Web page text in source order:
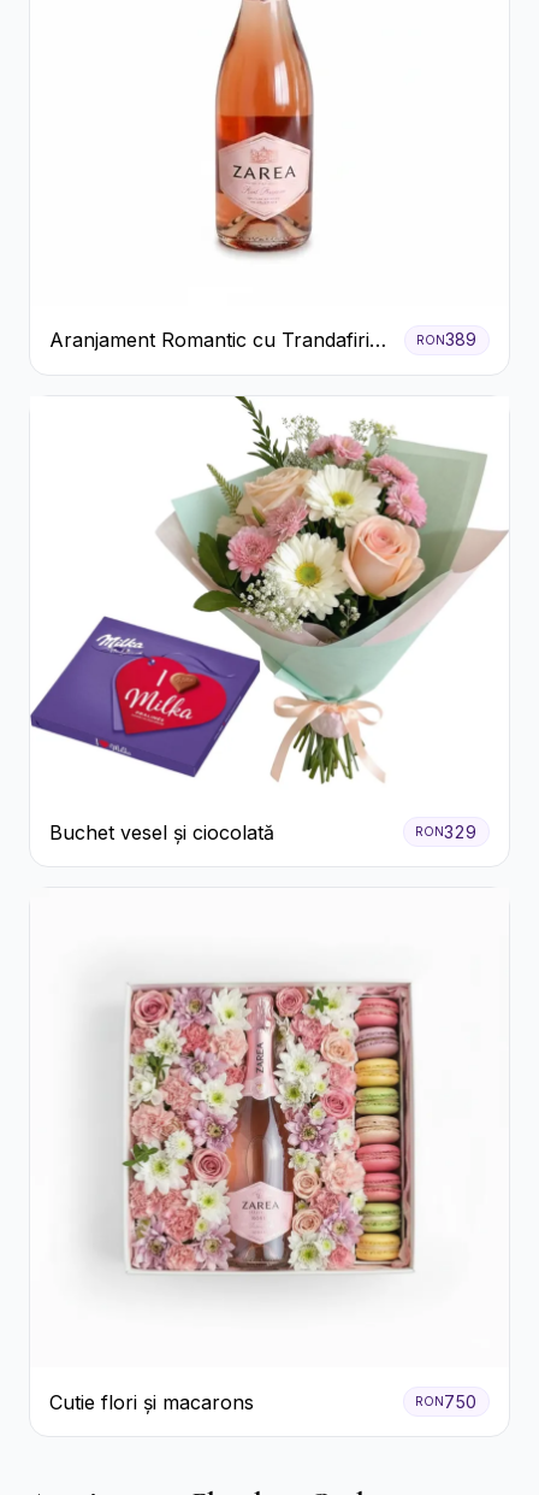
Aranjament Romantic cu Trandafiri
Roșii și Șampanie rose
RON389
Buchet vesel și ciocolată RON329
Cutie flori și macarons RON750